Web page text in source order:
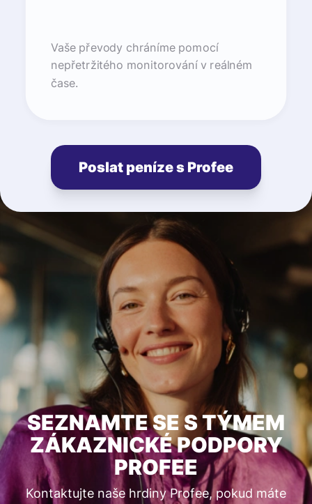
Vaše převody chráníme pomocí
nepřetržitého monitorování v reálném
čase.
Poslat peníze s Profee
SEZNAMTE SE S TÝMEM
ZÁKAZNICKÉ PODPORY
PROFEE
Kontaktujte naše hrdiny Profee, pokud máte